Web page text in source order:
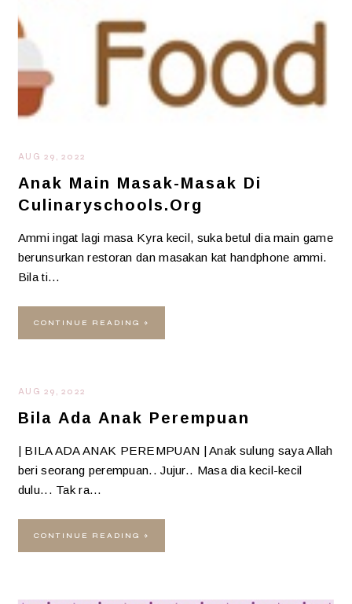
AUG 29, 2022
Anak Main Masak-Masak Di
Culinaryschools.org
Ammi ingat lagi masa Kyra kecil, suka betul dia main game
berunsurkan restoran dan masakan kat handphone ammi.
Bila ti…
CONTINUE READING »
AUG 29, 2022
Bila Ada Anak Perempuan
| BILA ADA ANAK PEREMPUAN | Anak sulung saya Allah
beri seorang perempuan.. Jujur.. Masa dia kecil-kecil
dulu... Tak ra…
CONTINUE READING »